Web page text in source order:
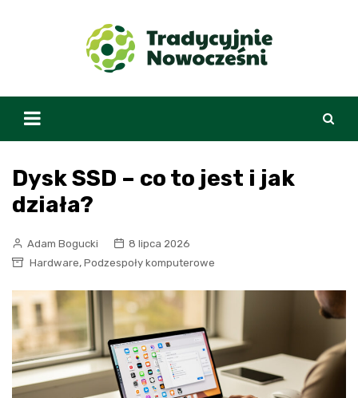
Dysk SSD – co to jest i jak
działa?
Adam Bogucki
8 lipca 2026
Hardware, Podzespoły komputerowe